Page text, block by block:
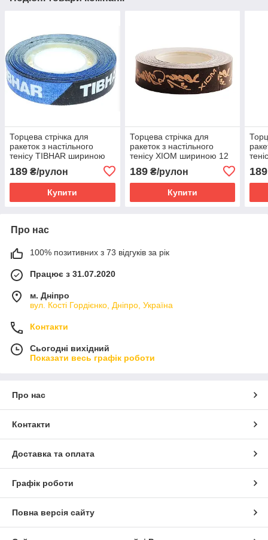
Торцева стрічка для
ракеток з настільного
тенісу TIBHAR шириною
12 мм довжина рулону 5 м
колір чорно-блакитний
189 ₴/рулон
Купити
Торцева стрічка для
ракеток з настільного
тенісу XIOM шириною 12
колір BLACK-MANDARIN
189₴/рулон
Купити
189
Про нас
100% позитивних з 73 відгуків за рік
Працює з 31.07.2020
м. Дніпро
вул. Кості Гордієнко, Дніпро, Україна
Контакти
Сьогодні вихідний
Показати весь графік роботи
Про нас
Контакти
Доставка та оплата
Графік роботи
Повна версія сайту